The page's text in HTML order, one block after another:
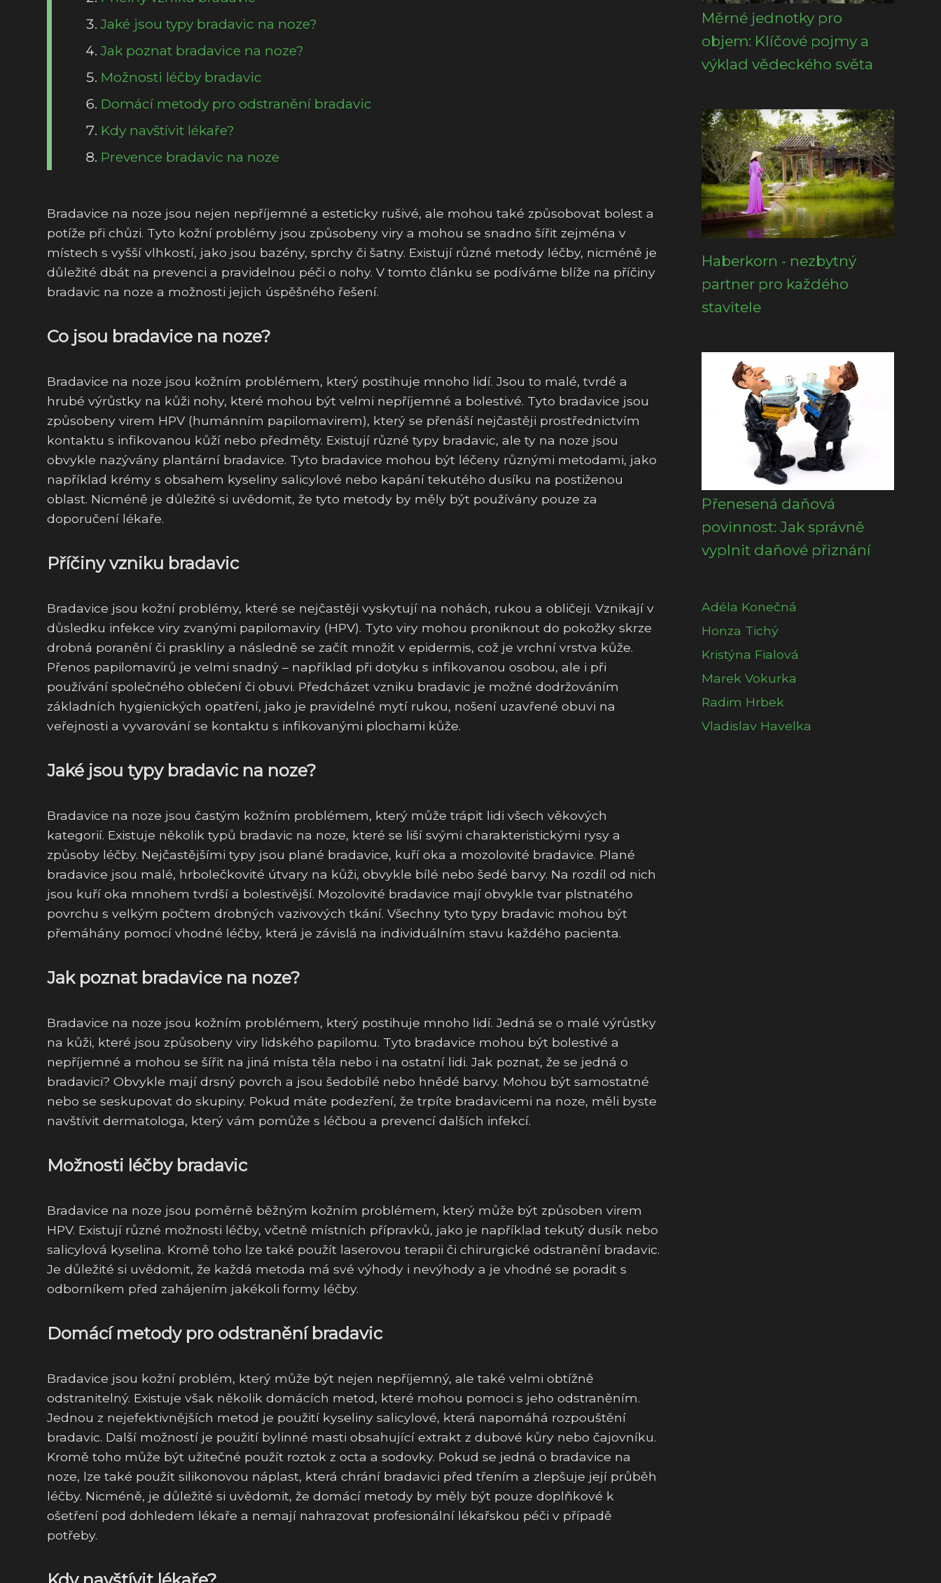
Jaké jsou typy bradavic na noze?
Jak poznat bradavice na noze?
Možnosti léčby bradavic
Domácí metody pro odstranění bradavic
Kdy navštívit lékaře?
Prevence bradavic na noze
Bradavice na noze jsou nejen nepříjemné a esteticky rušivé, ale mohou také způsobovat bolest a
potíže při chůzi. Tyto kožní problémy jsou způsobeny viry a mohou se snadno šířit zejména v
místech s vyšší vlhkostí, jako jsou bazény, sprchy či šatny. Existují různé metody léčby, nicméně je
důležité dbát na prevenci a pravidelnou péči o nohy. V tomto článku se podíváme blíže na příčiny
bradavic na noze a možnosti jejich úspěšného řešení.
Co jsou bradavice na noze?
Bradavice na noze jsou kožním problémem, který postihuje mnoho lidí. Jsou to malé, tvrdé a
hrubé výrůstky na kůži nohy, které mohou být velmi nepříjemné a bolestivé. Tyto bradavice jsou
způsobeny virem HPV (humánním papilomavirem), který se přenáší nejčastěji prostřednictvím
kontaktu s infikovanou kůží nebo předměty. Existují různé typy bradavic, ale ty na noze jsou
obvykle nazývány plantární bradavice. Tyto bradavice mohou být léčeny různými metodami, jako
například krémy s obsahem kyseliny salicylové nebo kapání tekutého dusíku na postiženou
oblast. Nicméně je důležité si uvědomit, že tyto metody by měly být používány pouze za
doporučení lékaře.
Příčiny vzniku bradavic
Bradavice jsou kožní problémy, které se nejčastěji vyskytují na nohách, rukou a obličeji. Vznikají v
důsledku infekce viry zvanými papilomaviry (HPV). Tyto viry mohou proniknout do pokožky skrze
drobná poranění či praskliny a následně se začít množit v epidermis, což je vrchní vrstva kůže.
Přenos papilomavirů je velmi snadný – například při dotyku s infikovanou osobou, ale i při
používání společného oblečení či obuvi. Předcházet vzniku bradavic je možné dodržováním
základních hygienických opatření, jako je pravidelné mytí rukou, nošení uzavřené obuvi na
veřejnosti a vyvarování se kontaktu s infikovanými plochami kůže.
Jaké jsou typy bradavic na noze?
Bradavice na noze jsou častým kožním problémem, který může trápit lidi všech věkových
kategorií. Existuje několik typů bradavic na noze, které se liší svými charakteristickými rysy a
způsoby léčby. Nejčastějšími typy jsou plané bradavice, kuří oka a mozolovité bradavice. Plané
bradavice jsou malé, hrbolečkovité útvary na kůži, obvykle bílé nebo šedé barvy. Na rozdíl od nich
jsou kuří oka mnohem tvrdší a bolestivější. Mozolovité bradavice mají obvykle tvar plstnatého
povrchu s velkým počtem drobných vazivových tkání. Všechny tyto typy bradavic mohou být
přemáhány pomocí vhodné léčby, která je závislá na individuálním stavu každého pacienta.
Jak poznat bradavice na noze?
Bradavice na noze jsou kožním problémem, který postihuje mnoho lidí. Jedná se o malé výrůstky
na kůži, které jsou způsobeny viry lidského papilomu. Tyto bradavice mohou být bolestivé a
nepříjemné a mohou se šířit na jiná místa těla nebo i na ostatní lidi. Jak poznat, že se jedná o
bradavici? Obvykle mají drsný povrch a jsou šedobílé nebo hnědé barvy. Mohou být samostatné
nebo se seskupovat do skupiny. Pokud máte podezření, že trpíte bradavicemi na noze, měli byste
navštívit dermatologa, který vám pomůže s léčbou a prevencí dalších infekcí.
Možnosti léčby bradavic
Bradavice na noze jsou poměrně běžným kožním problémem, který může být způsoben virem
HPV. Existují různé možnosti léčby, včetně místních přípravků, jako je například tekutý dusík nebo
salicylová kyselina. Kromě toho lze také použít laserovou terapii či chirurgické odstranění bradavic.
Je důležité si uvědomit, že každá metoda má své výhody i nevýhody a je vhodné se poradit s
odborníkem před zahájením jakékoli formy léčby.
Domácí metody pro odstranění bradavic
Bradavice jsou kožní problém, který může být nejen nepříjemný, ale také velmi obtížně
odstranitelný. Existuje však několik domácích metod, které mohou pomoci s jeho odstraněním.
Jednou z nejefektivnějších metod je použití kyseliny salicylové, která napomáhá rozpouštění
bradavic. Další možností je použití bylinné masti obsahující extrakt z dubové kůry nebo čajovníku.
Kromě toho může být užitečné použít roztok z octa a sodovky. Pokud se jedná o bradavice na
noze, lze také použít silikonovou náplast, která chrání bradavici před třením a zlepšuje její průběh
léčby. Nicméně, je důležité si uvědomit, že domácí metody by měly být pouze doplňkové k
ošetření pod dohledem lékaře a nemají nahrazovat profesionální lékařskou péči v případě
potřeby.
Měrné jednotky pro
objem: Klíčové pojmy a
výklad vědeckého světa
Haberkorn - nezbytný
partner pro každého
stavitele
Přenesená daňová
povinnost: Jak správně
vyplnit daňové přiznání
Adéla Konečná
Honza Tichý
Kristýna Fialová
Marek Vokurka
Radim Hrbek
Vladislav Havelka